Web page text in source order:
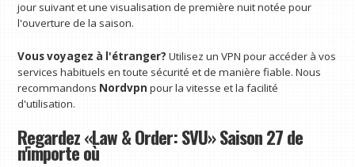
jour suivant et une visualisation de première nuit notée pour
l'ouverture de la saison.
Vous voyagez à l'étranger? Utilisez un VPN pour accéder à vos
services habituels en toute sécurité et de manière fiable. Nous
recommandons Nordvpn pour la vitesse et la facilité
d'utilisation.
Regardez «Law & Order: SVU» Saison 27 de
n'importe où